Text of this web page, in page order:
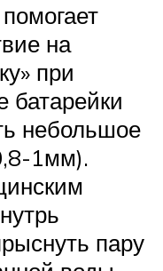
на
при
батарейки
небольшое
1мм).
пару